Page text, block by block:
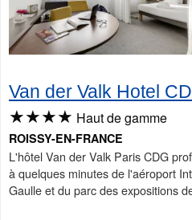
Van der Valk Hotel
★★★★ Haut de gamme
ROISSY-EN-FRANCE
L'hôtel Van der Valk Paris CDG
à quelques minutes de l'aéroport
Gaulle et du parc des expositions